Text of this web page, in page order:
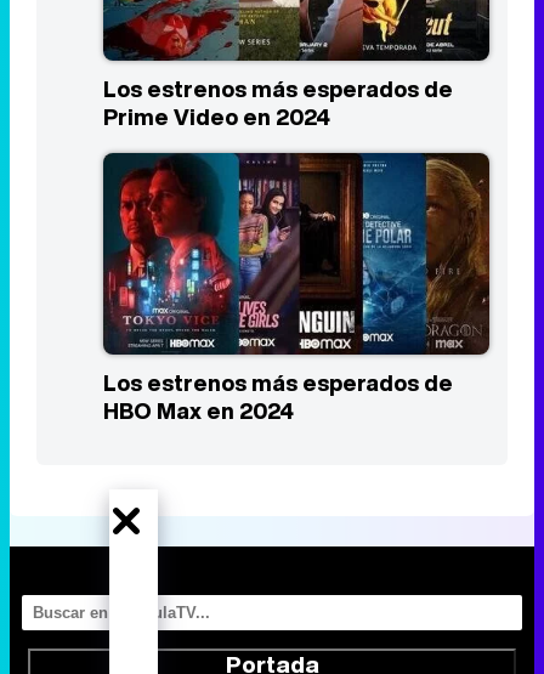
Los estrenos más esperados de
HBO Max en 2024
Noticias
Series
Calendario